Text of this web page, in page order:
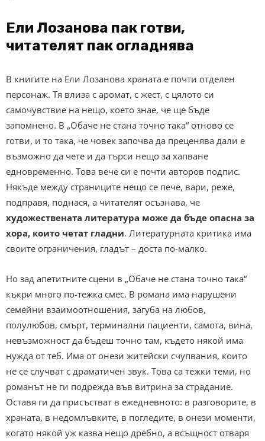
Ели Лозанова пак готви,
читателят пак огладнява
В книгите на Ели Лозанова храната е почти отделен
персонаж. Тя влиза с аромат, с жест, с цялото си
самочувствие на нещо, което знае, че ще бъде
запомнено. В „Обаче не стана точно така“ отново се
готви, и то така, че човек започва да преценява дали е
възможно да чете и да търси нещо за хапване
едновременно. Това вече си е почти авторов подпис.
Някъде между страниците нещо се пече, вари, реже,
подправя, поднася, а читателят осъзнава, че
художествената литература може да бъде опасна за
хора, които четат гладни. Литературната критика има
своите ограничения, гладът – доста по-малко.
Но зад апетитните сцени в „Обаче не стана точно така“
къкри много по-тежка смес. В романа има нарушени
семейни взаимоотношения, загуба на любов,
полулюбов, смърт, терминални пациенти, самота, вина,
невъзможност да бъдеш точно там, където някой има
нужда от теб. Има от онези житейски счупвания, които
не се случват с драматичен звук. Това са тежки теми, но
романът не ги подрежда във витрина за страдание.
Оставя ги да присъстват в ежедневното: в разговорите, в
храната, в недомлъвките, в погледите, в онези моменти,
когато някой уж казва нещо дребно, а всъщност отваря